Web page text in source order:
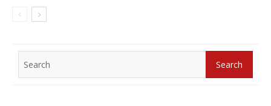
for:
Search